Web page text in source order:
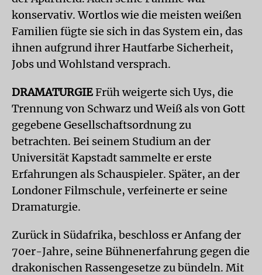
konservativ. Wortlos wie die meisten weißen
Familien fügte sie sich in das System ein, das
ihnen aufgrund ihrer Hautfarbe Sicherheit,
Jobs und Wohlstand versprach.
DRAMATURGIEFrüh weigerte sich Uys, die
Trennung von Schwarz und Weiß als von Gott
gegebene Gesellschaftsordnung zu
betrachten. Bei seinem Studium an der
Universität Kapstadt sammelte er erste
Erfahrungen als Schauspieler. Später, an der
Londoner Filmschule, verfeinerte er seine
Dramaturgie.
Zurück in Südafrika, beschloss er Anfang der
70er-Jahre, seine Bühnenerfahrung gegen die
drakonischen Rassengesetze zu bündeln. Mit